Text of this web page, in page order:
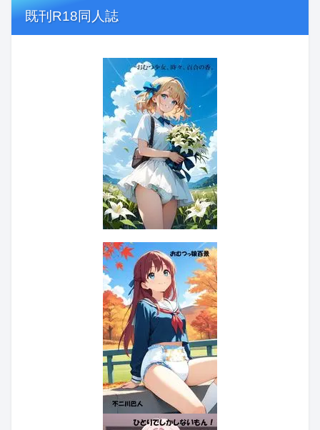
既刊R18同人誌